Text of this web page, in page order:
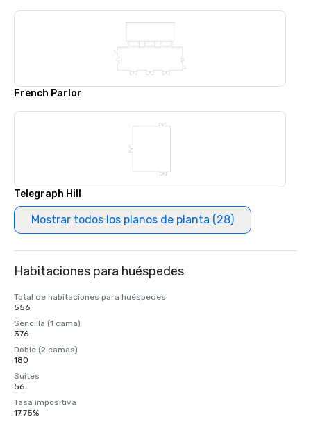
French Parlor
Telegraph Hill
Mostrar todos los planos de planta (28)
Habitaciones para huéspedes
Total de habitaciones para huéspedes
556
Sencilla (1 cama)
376
Doble (2 camas)
180
Suites
56
Tasa impositiva
17,75%